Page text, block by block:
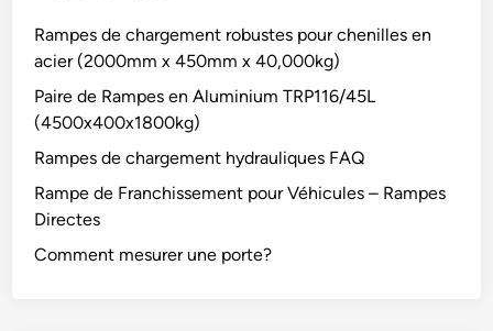
Rampes de chargement robustes pour chenilles en
acier (2000mm x 450mm x 40,000kg)
Paire de Rampes en Aluminium TRP116/45L
(4500x400x1800kg)
Rampes de chargement hydrauliques FAQ
Rampe de Franchissement pour Véhicules – Rampes
Directes
Comment mesurer une porte?